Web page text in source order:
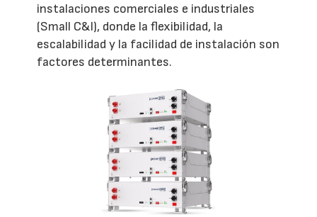
instalaciones comerciales e industriales
(Small C&I), donde la flexibilidad, la
escalabilidad y la facilidad de instalación son
factores determinantes.